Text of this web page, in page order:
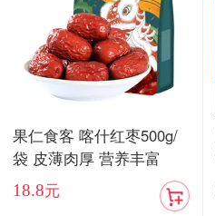
果仁食客 喀什红枣500g/
袋 皮薄肉厚 营养丰富
18.8元